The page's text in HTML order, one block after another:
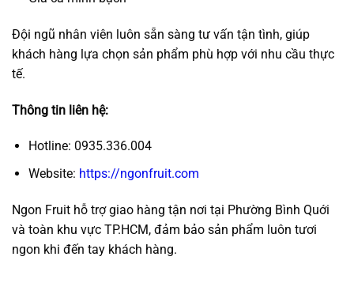
Đội ngũ nhân viên luôn sẵn sàng tư vấn tận tình, giúp
khách hàng lựa chọn sản phẩm phù hợp với nhu cầu thực
tế.
Thông tin liên hệ:
Hotline: 0935.336.004
Website: https://ngonfruit.com
Ngon Fruit hỗ trợ giao hàng tận nơi tại Phường Bình Quới
và toàn khu vực TP.HCM, đảm bảo sản phẩm luôn tươi
ngon khi đến tay khách hàng.